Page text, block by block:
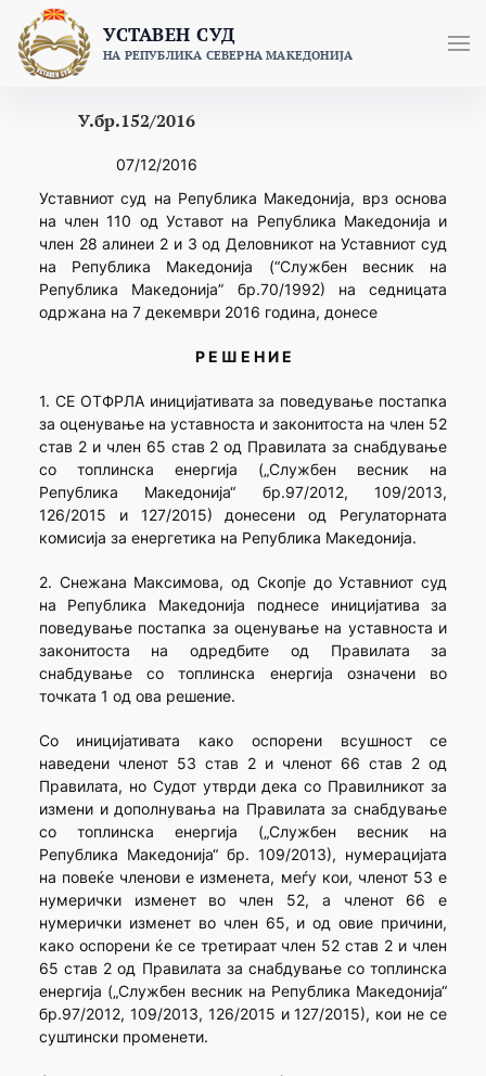
content
УСТАВЕН СУД
НА РЕПУБЛИКА СЕВЕРНА МАКЕДОНИЈА
У.бр.152/2016
07/12/2016
Уставниот суд на Република Македонија, врз основа
на член 110 од Уставот на Република Македонија и
член 28 алинеи 2 и 3 од Деловникот на Уставниот суд
на Република Македонија (“Службен весник на
Република Македонија” бр.70/1992) на седницата
одржана на 7 декември 2016 година, донесе
Р Е Ш Е Н И Е
1. СЕ ОТФРЛА иницијативата за поведување постапка
за оценување на уставноста и законитоста на член 52
став 2 и член 65 став 2 од Правилата за снабдување
со топлинска енергија („Службен весник на
Република Македонија“ бр.97/2012, 109/2013,
126/2015 и 127/2015) донесени од Регулаторната
комисија за енергетика на Република Македонија.
2. Снежана Максимова, од Скопје до Уставниот суд
на Република Македонија поднесе иницијатива за
поведување постапка за оценување на уставноста и
законитоста на одредбите од Правилата за
снабдување со топлинска енергија означени во
точката 1 од ова решение.
Со иницијативата како оспорени всушност се
наведени членот 53 став 2 и членот 66 став 2 од
Правилата, но Судот утврди дека со Правилникот за
измени и дополнувања на Правилата за снабдување
со топлинска енергија („Службен весник на
Република Македонија“ бр. 109/2013), нумерацијата
на повеќе членови e изменета, меѓу кои, членот 53 е
нумерички изменет во член 52, а членот 66 е
нумерички изменет во член 65, и од овие причини,
како оспорени ќе се третираат член 52 став 2 и член
65 став 2 од Правилата за снабдување со топлинска
енергија („Службен весник на Република Македонија“
бр.97/2012, 109/2013, 126/2015 и 127/2015), кои не се
суштински променети.